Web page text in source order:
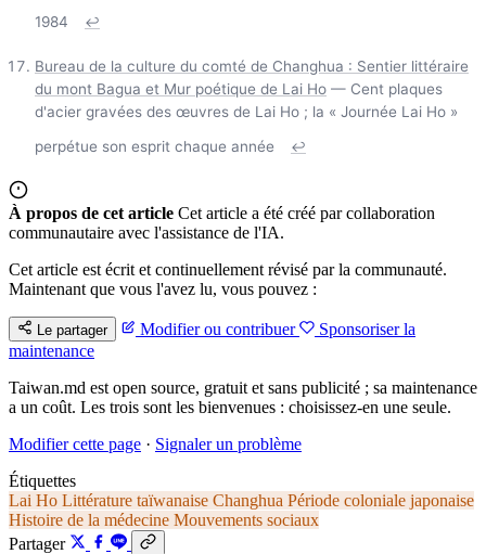
1984
↩
Bureau de la culture du comté de Changhua : Sentier littéraire
du mont Bagua et Mur poétique de Lai Ho — Cent plaques
d'acier gravées des œuvres de Lai Ho ; la « Journée Lai Ho »
perpétue son esprit chaque année
↩
À propos de cet article Cet article a été créé par collaboration
communautaire avec l'assistance de l'IA.
Cet article est écrit et continuellement révisé par la communauté.
Maintenant que vous l'avez lu, vous pouvez :
Le partager Modifier ou contribuer
Sponsoriser la
maintenance
Taiwan.md est open source, gratuit et sans publicité ; sa maintenance
a un coût. Les trois sont les bienvenues : choisissez-en une seule.
Modifier cette page · Signaler un problème
Étiquettes
Lai Ho Littérature taïwanaise Changhua Période coloniale japonaise
Histoire de la médecine Mouvements sociaux
Partager